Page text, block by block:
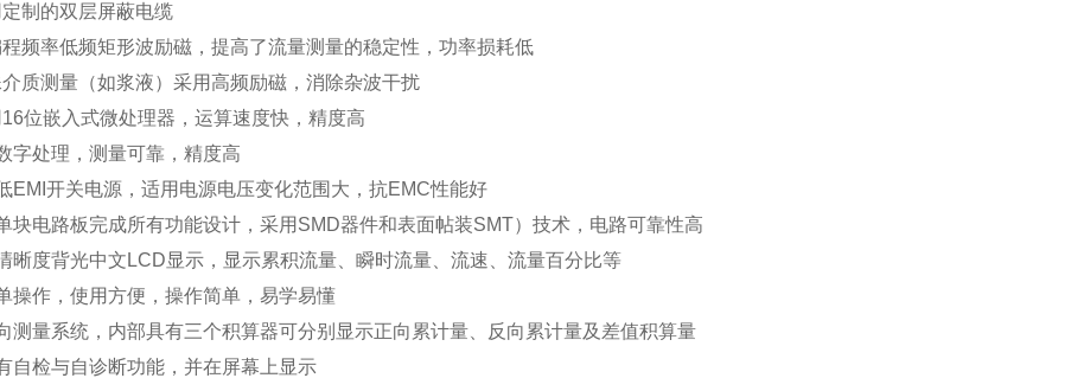
制的双层屏蔽电缆
频率低频矩形波励磁，提高了流量测量的稳定性，功率损耗低
质测量（如浆液）采用高频励磁，消除杂波干扰
位嵌入式微处理器，运算速度快，精度高
字处理， 测量可靠，精度高
EMI开关电源，适用电源电压变化范围大，抗EMC性能好
块电路板完成所有功能设计，采用SMD器件和表面帖装SMT）技术，电路可靠性高
晰度背光中文LCD显示，显示累积流量、瞬时流量、流速、流量百分比等
操作，使用方便，操作简单，易学易懂
测量系统，内部具有三个积算器可分别显示正向累计量、反向累计量及差值积算量
自检与自诊断功能，并在屏幕上显示